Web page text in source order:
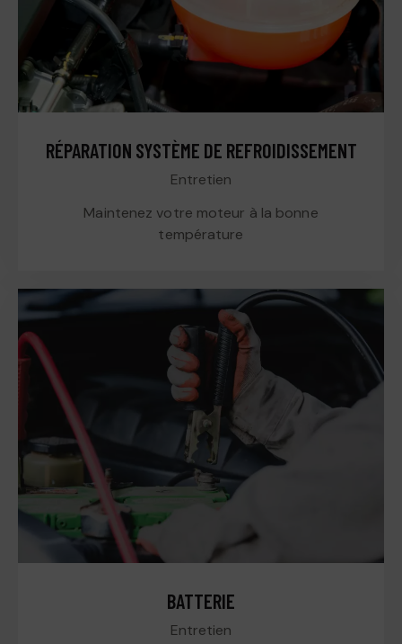
RÉPARATION SYSTÈME DE REFROIDISSEMENT
Entretien
Maintenez votre moteur à la bonne
température
BATTERIE
Entretien